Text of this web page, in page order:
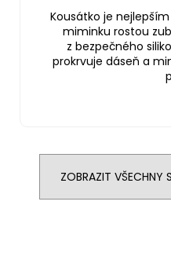
Kousátko je
miminku rostou
z bezpečného
prokrvuje dáseň a
ZOBRAZIT VŠECHNY